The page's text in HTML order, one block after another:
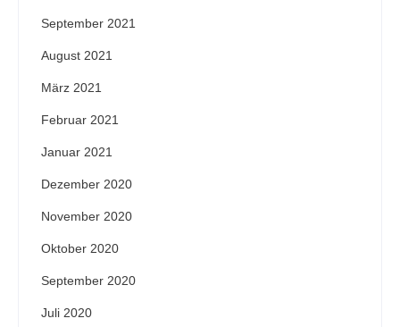
September 2021
August 2021
März 2021
Februar 2021
Januar 2021
Dezember 2020
November 2020
Oktober 2020
September 2020
Juli 2020